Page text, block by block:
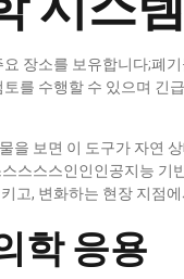
장소를 보유합니다;폐
를 수행할 수 있으며 긴
을 보면 이 도구가 자연
스스스인인인공지능 기
고, 변화하는 현장 지점
학 응용